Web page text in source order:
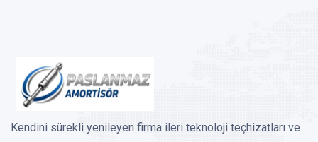
Kendini sürekli yenileyen firma ileri teknoloji teçhizatları ve